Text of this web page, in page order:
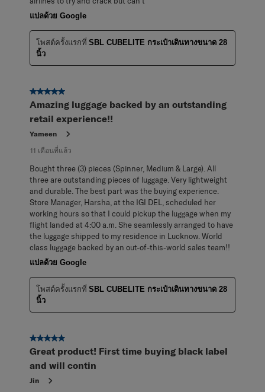
แปลด้วย Google
โพสต์ครั้งแรกที่ SBL CUBELITE กระเป๋าเดินทางขนาด 28
นิ้ว
5 จาก 5 ดาว
Amazing luggage backed by an outstanding
retail experience!!
Yameen
11 เดือนที่แล้ว
Bought three (3) pieces (Spinner, Medium & Large). All
three are outstanding pieces of luggage. Very lightweight
and durable. The best part was the buying experience.
Store Manager, Harsha, at the IGI DEL, scheduled her
working hours so that I could pickup the luggage when my
flight landed at 4:00 a.m. She seamlessly arranged to have
the luggage shipped to my residence in Lucknow. World
class luggage backed by an out-of-this-world sales team!!
แปลด้วย Google
โพสต์ครั้งแรกที่ SBL CUBELITE กระเป๋าเดินทางขนาด 28
นิ้ว
5 จาก 5 ดาว
Great product! First time buying black label
and will contin
Jin